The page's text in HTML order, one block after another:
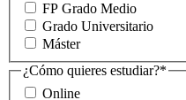
FP Grado Medio
Grado Universitario
Máster
¿Cómo quieres estudiar?*
Online